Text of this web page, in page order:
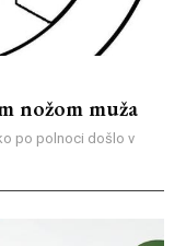
nožom muža
po polnoci došlo v